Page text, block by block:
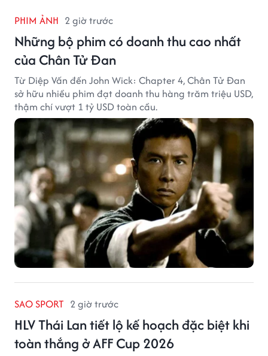
PHIM ẢNH 2 giờ trước
Những bộ phim có doanh thu cao nhất
của Chân Tử Đan
Từ Diệp Vấn đến John Wick: Chapter 4, Chân Tử Đan
sở hữu nhiều phim đạt doanh thu hàng trăm triệu USD,
thậm chí vượt 1 tỷ USD toàn cầu.
SAO SPORT 2 giờ trước
HLV Thái Lan tiết lộ kế hoạch đặc biệt khi
toàn thắng ở AFF Cup 2026